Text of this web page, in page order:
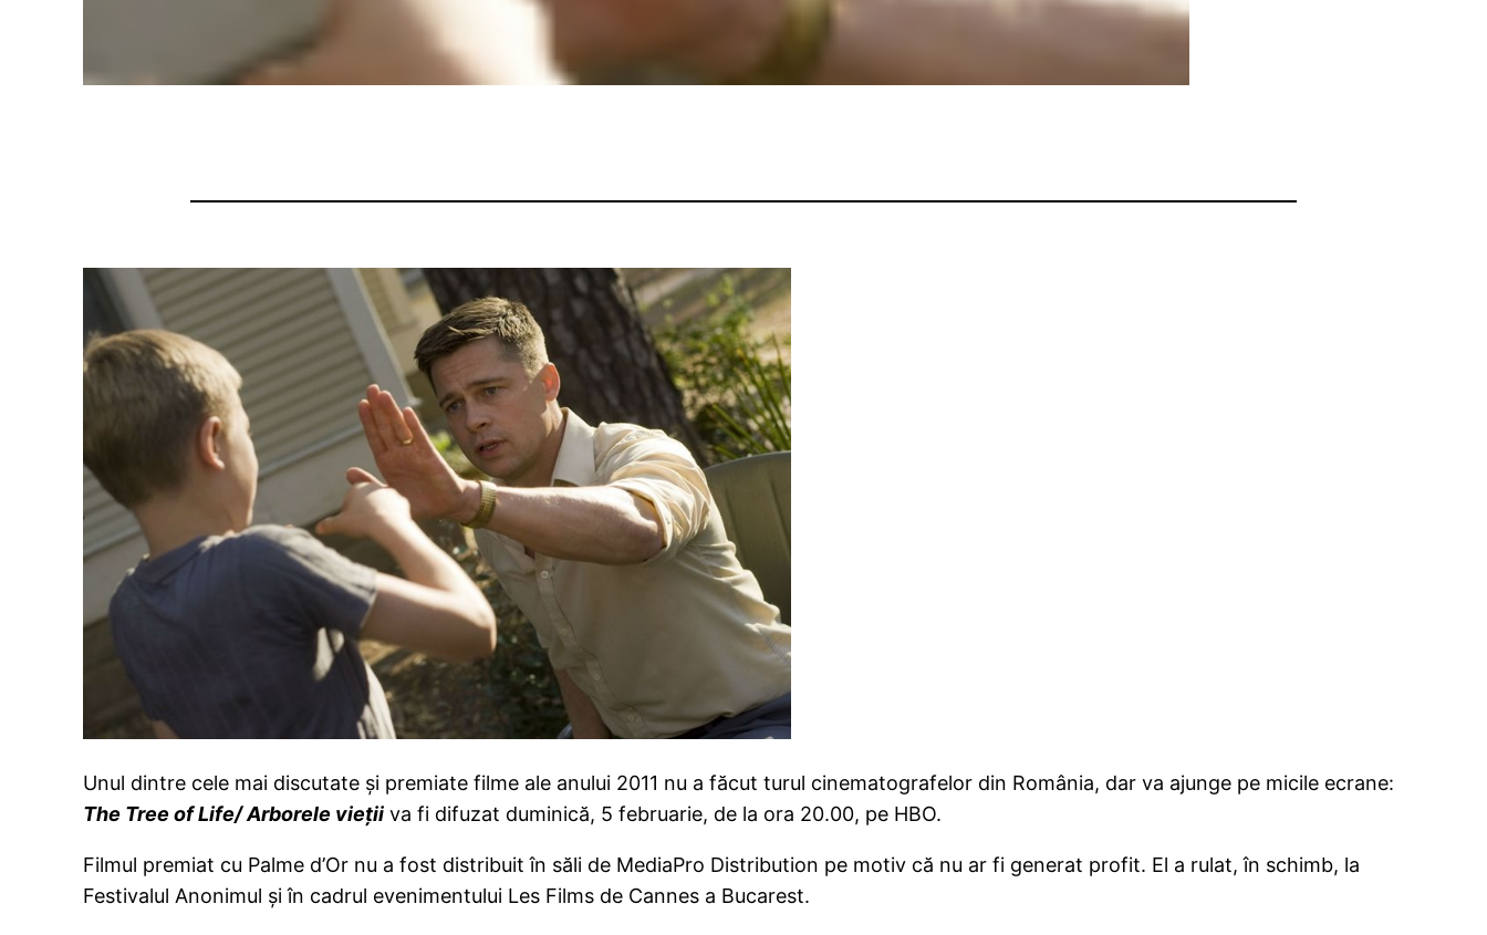
Unul dintre cele mai discutate şi premiate filme ale anului 2011 nu a făcut turul cinematografelor din România, dar va ajunge pe micile ecrane:
The Tree of Life/ Arborele vieţii va fi difuzat duminică, 5 februarie, de la ora 20.00, pe HBO.
Filmul premiat cu Palme d’Or nu a fost distribuit în săli de MediaPro Distribution pe motiv că nu ar fi generat profit. El a rulat, în schimb, la
Festivalul Anonimul şi în cadrul evenimentului Les Films de Cannes a Bucarest.